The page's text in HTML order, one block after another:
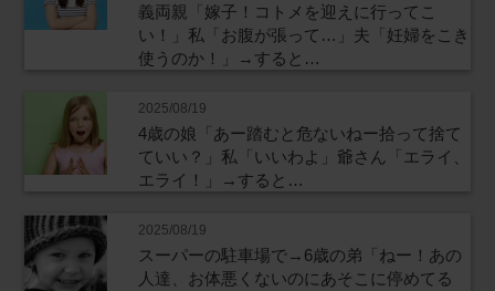
義両親「嫁子！コトメを迎えに行ってこ
い！」私「お腹が張って…」夫「妊婦をこき
使うのか！」→すると…
2025/08/19
4歳の娘「あー踏むと危ないねー拾って捨て
ていい？」私「いいわよ」爺さん「エライ、
エライ！」→すると…
2025/08/19
スーパーの駐車場で→6歳の弟「ねー！あの
人達、お体悪くないのにあそこに停めてる